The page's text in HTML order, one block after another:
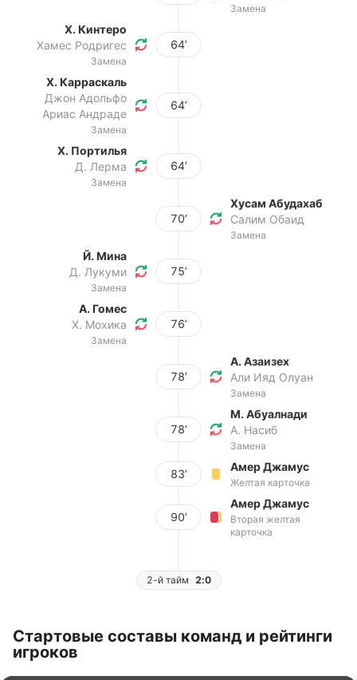
Замена
Х. Кинтеро
Хамес Родригес
Замена
64’
Х. Карраскаль
Джон Адольфо
Ариас Андраде
Замена
64’
Х. Портилья
Д. Лерма
Замена
64’
70’
Хусам Абудахаб
Салим Обаид
Замена
Й. Мина
Д. Лукуми
Замена
75’
А. Гомес
Х. Мохика
Замена
76’
78’
А. Азаизех
Али Ияд Олуан
Замена
78’
М. Абуалнади
А. Насиб
Замена
83’
Амер Джамус
Желтая карточка
90’
Амер Джамус
Вторая желтая
карточка
2-й тайм 2:0
Стартовые составы команд и рейтинги
игроков